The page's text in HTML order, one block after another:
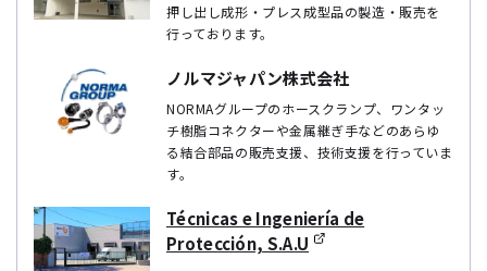
押し出し成形・プレス成型品の製造・販売を
行っております。
ノルマジャパン株式会社
NORMAグループのホースクランプ、ワンタッ
チ樹脂コネクターや金属継ぎ手などのあらゆ
る結合部品の販売支援、技術支援を行っていま
す。
Técnicas e Ingeniería de
Protección, S.A.U